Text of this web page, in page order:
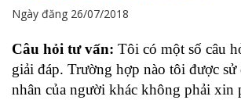
Ngày đăng 26/07/2018
Câu hỏi tư vấn: Tôi có một số câu
giải đáp. Trường hợp nào tôi được sử
nhân của người khác không phải xin